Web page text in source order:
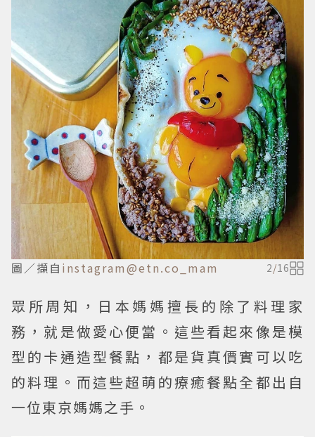
圖／擷自 instagram@etn.co_mam 2/16
眾所周知，日本媽媽擅長的除了料理家
務，就是做愛心便當。這些看起來像是模
型的卡通造型餐點，都是貨真價實可以吃
的料理。而這些超萌的療癒餐點全都出自
一位東京媽媽之手。